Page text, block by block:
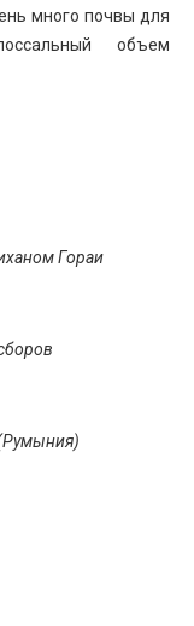
много почвы для
объем
Гораи